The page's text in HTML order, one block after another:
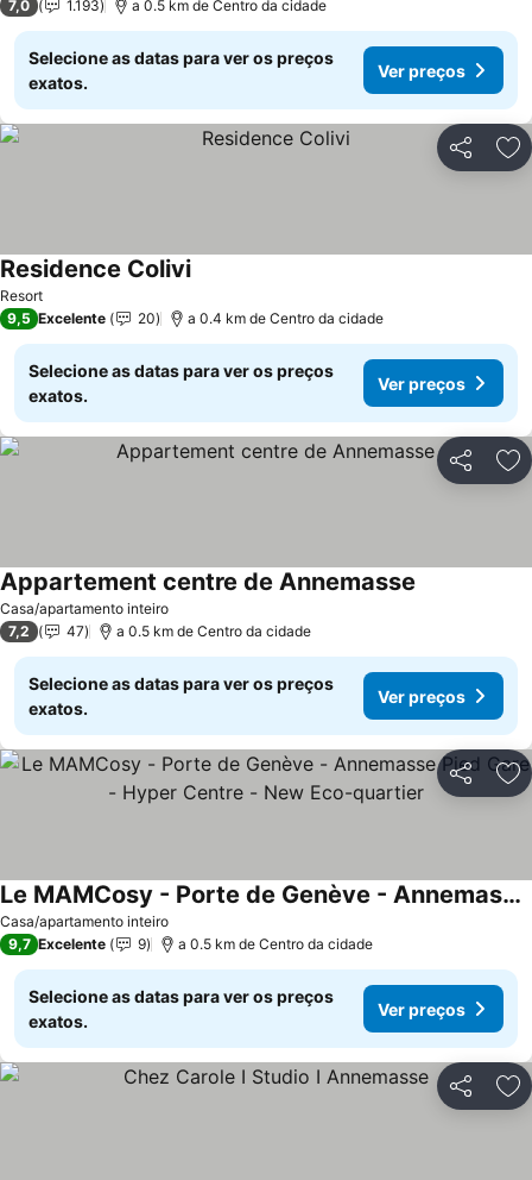
7,0 1.193 a 0.5 km de Centro da cidade
Selecione as datas para ver os preços
exatos.
Ver preços
Partilhar
Resort
Residence ColiviVer preços
9,5 Excelente 20 a 0.4 km de Centro da cidade
Selecione as datas para ver os preços
exatos.
Ver preços
Partilhar
Casa/apartamento inteiro
Appartement centre de Annemasse
7,2 47 a 0.5 km de Centro da cidade
Selecione as datas para ver os preços
exatos.
Ver preços
Partilhar
Casa/apartamento inteiro
Le MAMCosy - Porte de Genève - Annemasse Pied Gare - Hyper Centre - New Eco-quartier
Ver preços
9,7 Excelente 9 a 0.5 km de Centro da cidade
Selecione as datas para ver os preços
exatos.
Ver preços
Partilhar